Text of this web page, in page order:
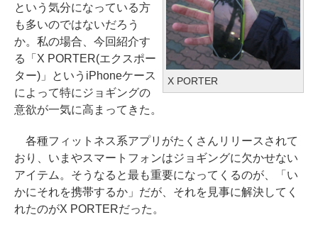
X PORTER
という気分になっている方
も多いのではないだろう
か。私の場合、今回紹介す
る「X PORTER(エクスポー
ター)」というiPhoneケース
によって特にジョギングの
意欲が一気に高まってきた。
各種フィットネス系アプリがたくさんリリースされて
おり、いまやスマートフォンはジョギングに欠かせない
アイテム。そうなると最も重要になってくるのが、「い
かにそれを携帯するか」だが、それを見事に解決してく
れたのがX PORTERだった。